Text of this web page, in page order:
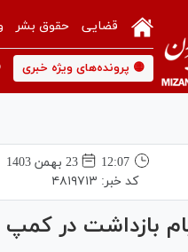
قضایی حقوق بشر
🟡 پرونده‌های ویژه خبری
12:07
23 بهمن 1403
کد خبر: ۴۸۱۹۷۱۳
بازداشت در کمپ